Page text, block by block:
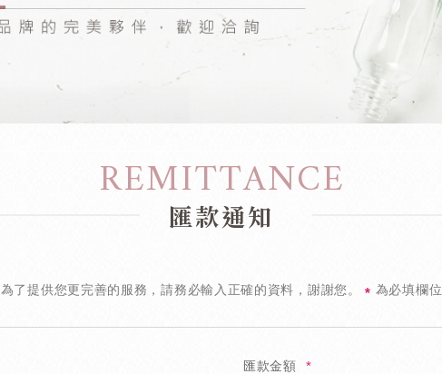
REMITTANCE
匯款通知
為了提供您更完善的服務，請務必輸入正確的資料，謝謝您。* 為必填欄位
匯款金額